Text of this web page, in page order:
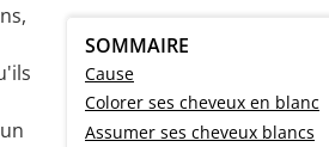
SOMMAIRE
Cause
Colorer ses cheveux en blanc
Assumer ses cheveux blancs